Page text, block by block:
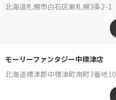
北海道札幌市白石区東札幌3条2-1
モーリーファンタジー中標津店
北海道標津郡中標津町南町3番地10